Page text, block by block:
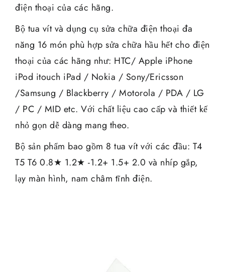
điện thoại của các hãng.
Bộ tua vít và dụng cụ sửa chữa điện thoại đa
năng 16 món phù hợp sửa chữa hầu hết cho điện
thoại của các hãng như: HTC/ Apple iPhone
iPod itouch iPad / Nokia / Sony/Ericsson
/Samsung / Blackberry / Motorola / PDA / LG
/ PC / MID etc. Với chất liệu cao cấp và thiết kế
nhỏ gọn dễ dàng mang theo.
Bộ sản phẩm bao gồm 8 tua vít với các đầu: T4
T5 T6 0.8★ 1.2★ -1.2+ 1.5+ 2.0 và nhíp gắp,
lạy màn hình, nam châm tĩnh điện.